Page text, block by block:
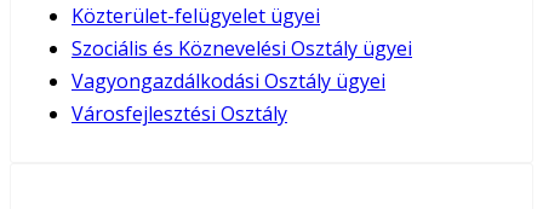
Közterület-felügyelet ügyei
Szociális és Köznevelési Osztály ügyei
Vagyongazdálkodási Osztály ügyei
Városfejlesztési Osztály